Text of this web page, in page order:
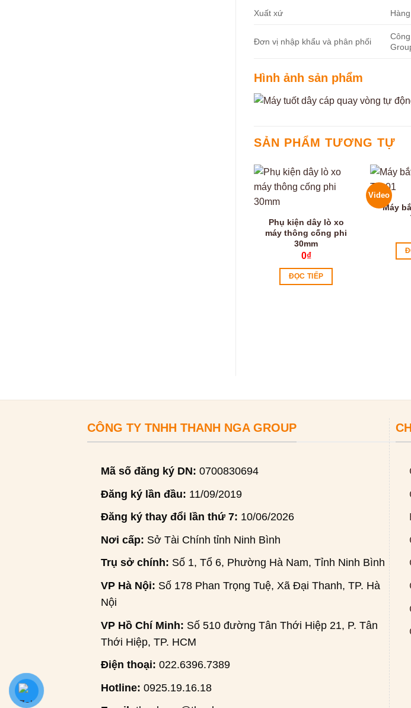
Xuất xứ
Đơn vị nhập khẩu và phân phối
Hình ảnh sản phẩm
SẢN PHẨM TƯƠNG TỰ
Phụ kiện dây lò xo
máy thông cống phi
30mm
0₫
ĐỌC TIẾP
Video
Máy
CÔNG TY TNHH THANH NGA GROUP
Mã số đăng ký DN: 0700830694
Đăng ký lần đầu: 11/09/2019
Đăng ký thay đổi lần thứ 7: 10/06/2026
Nơi cấp: Sở Tài Chính tỉnh Ninh Bình
Trụ sở chính: Số 1, Tổ 6, Phường Hà Nam, Tỉnh Ninh Bình
VP Hà Nội: Số 178 Phan Trọng Tuệ, Xã Đại Thanh, TP. Hà
Nội
VP Hồ Chí Minh: Số 510 đường Tân Thới Hiệp 21, P. Tân
Thới Hiệp, TP. HCM
Điện thoại: 022.6396.7389
Hotline: 0925.19.16.18